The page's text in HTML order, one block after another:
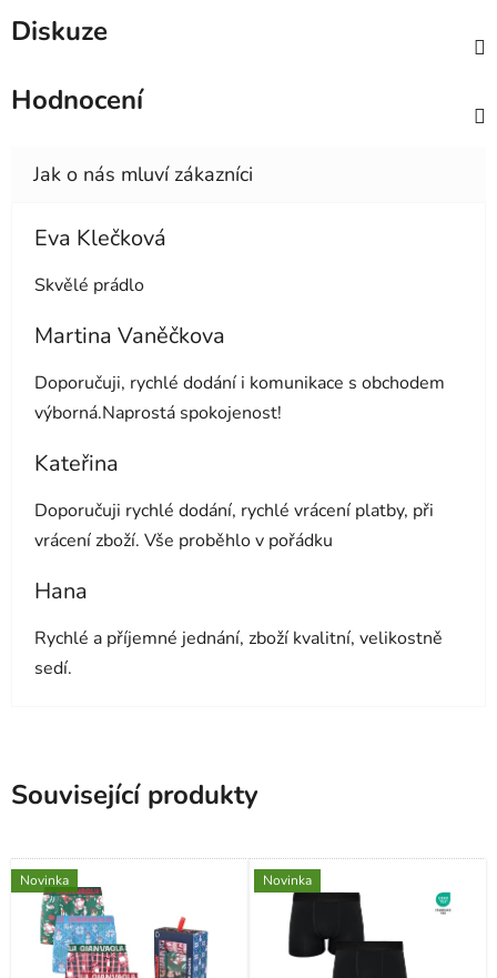
Diskuze
Hodnocení
Eva Klečková
Skvělé prádlo
Martina Vaněčkova
Doporučuji, rychlé dodání i komunikace s obchodem
výborná.Naprostá spokojenost!
Kateřina
Doporučuji rychlé dodání, rychlé vrácení platby, při
vrácení zboží. Vše proběhlo v pořádku
Hana
Rychlé a příjemné jednání, zboží kvalitní, velikostně
sedí.
Související produkty
Novinka Novinka